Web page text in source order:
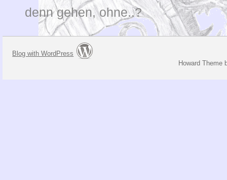
denn gehen, ohne..?
Blog with WordPress
Howard Theme